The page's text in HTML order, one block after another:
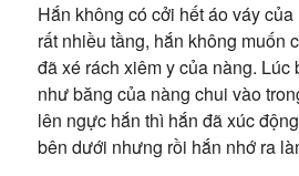
Hắn không có cởi hết áo váy
rất nhiều tầng, hắn không muốn
đã xé rách xiêm y của nàng. Lúc
như băng của nàng chui vào
lên ngực hắn thì hắn đã xúc
bên dưới nhưng rồi hắn nhớ ra